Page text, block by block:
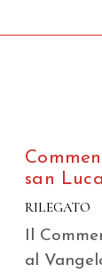
san
RILEGATO
Il
al